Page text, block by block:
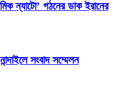
ন্যাটো’ গঠনের ডাক ইরানের
সংবাদ সম্মেলন